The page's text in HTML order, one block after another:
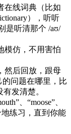
在线词典（比如
），听听
是听清那个 /aʊ/
模仿，不用害怕
然后回放，跟母
问题在哪里，比
发清楚。
、“moose”、
地练习，直到你能